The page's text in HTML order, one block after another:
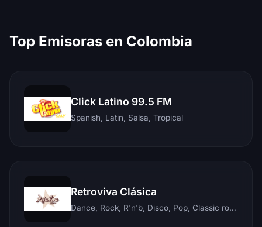
Top Emisoras en Colombia
Click Latino 99.5 FM
Spanish, Latin, Salsa, Tropical
Retroviva Clásica
Dance, Rock, R'n'b, Disco, Pop, Classic rock, Techno, Reggae